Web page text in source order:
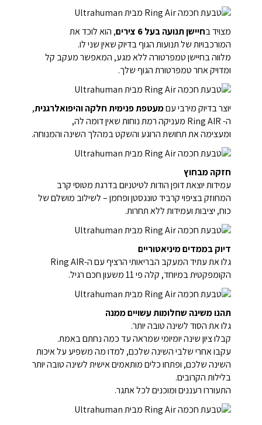
מצויד בחיישן תנועה בעל 6 צירים
, הוא לוכד את
המורכבויות של תנועות הגוף בדיוק שאין שני לו.
מלווה בחיישן טמפרטורה ללא מגע, המאפשר מעקב קל
ומדויק אחר טמפרטורת הגוף שלך.
יוצר בדיוק מירבי עםמעטפת פנימית חלקה והיפואלרגנית,
ה- Ring AIR מעניקה רמת נוחות שאין דומה לה,
ומעצימה את תחושת הרוגע והשקט במהלך השינה והמנוחה.
חזקה מבחוץ
עמידות יוצאת דופן הודות לטיטניום בדרגת מטוסי קרב
המחוזק בציפוי קרביד טונגסטן ופחמן – לשילוב מושלם של
כוח, יציבות ועמידות ללא תחרות.
דיוק בממדים מיניאטוריים
גלו את עתיד המעקב הבריאותי הרציף עם ה-Ring AIR
הקומפקטית במיוחד, קלה פי 11 משעון חכם רגיל.
תהנו משינה שחלומות עשויים ממנה
גלו את הסוד לשינה טובה יותר.
קבלו ציון שינה יומיומי שמראה עד כמה נחתם באמת.
עקבו אחרי שלבי השינה שלכם, למדו מה משפיע על איכות
השינה שלכם, ופתחו כלים מותאמים אישית לשינה טובה יותר
בלילות הקרובים.
התעוררו רעננים ומוכנים לכל אתגר.